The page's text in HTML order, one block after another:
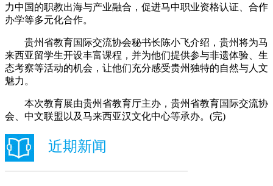
力中国的职教出海与产业融合，促进马中职业资格认证、合作
办学等多元化合作。
贵州省教育国际交流协会秘书长陈小飞介绍，贵州将为马
来西亚留学生开设丰富课程，并为他们提供参与非遗体验、生
态考察等活动的机会，让他们充分感受贵州独特的自然与人文
魅力。
本次教育展由贵州省教育厅主办，贵州省教育国际交流协
会、中文联盟以及马来西亚汉文化中心等承办。(完)